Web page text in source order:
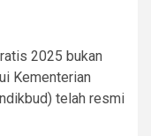
2025 bukan
Kementerian
telah resmi